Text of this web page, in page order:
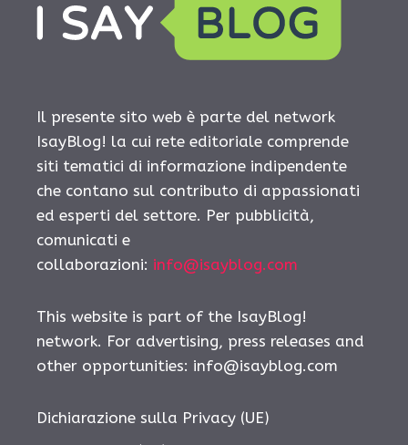
Il presente sito web è parte del network
IsayBlog! la cui rete editoriale comprende
siti tematici di informazione indipendente
che contano sul contributo di appassionati
ed esperti del settore. Per pubblicità,
comunicati e
collaborazioni: info@isayblog.com
This website is part of the IsayBlog!
network. For advertising, press releases and
other opportunities: info@isayblog.com
Dichiarazione sulla Privacy (UE)